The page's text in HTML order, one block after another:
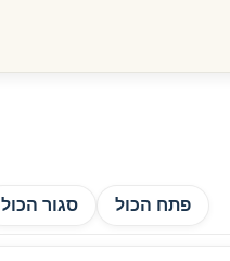
פתח הכול סגור הכול